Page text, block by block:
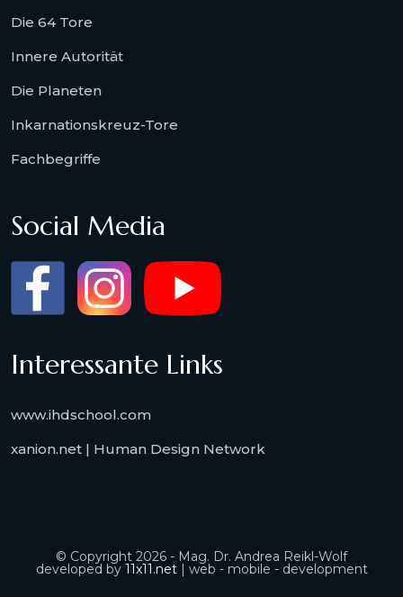
Die 64 Tore
Innere Autorität
Die Planeten
Inkarnationskreuz-Tore
Fachbegriffe
Social Media
Interessante Links
www.ihdschool.com
xanion.net | Human Design Network
© Copyright 2026 - Mag. Dr. Andrea Reikl-Wolf
developed by 11x11.net| web - mobile - development